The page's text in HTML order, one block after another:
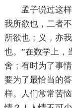
孟子说过这
我所欲也，二者
所欲也；义，亦
也。”在数学上，
舍；有时为了事
要为了最恰当的
样。人们常常苦